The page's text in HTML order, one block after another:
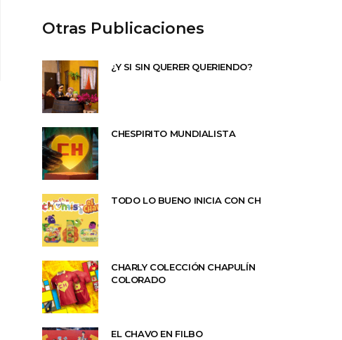
Otras Publicaciones
¿Y SI SIN QUERER QUERIENDO?
CHESPIRITO MUNDIALISTA
TODO LO BUENO INICIA CON CH
CHARLY COLECCIÓN CHAPULÍN
COLORADO
EL CHAVO EN FILBO